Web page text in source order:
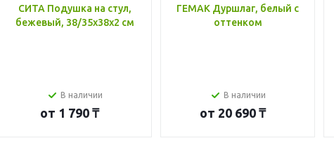
СИТА Подушка на стул,
бежевый, 38/35x38x2 см
В наличии
от 1 790 ₸
ГЕМАК Дуршлаг, белый с
оттенком
В наличии
от 20 690 ₸